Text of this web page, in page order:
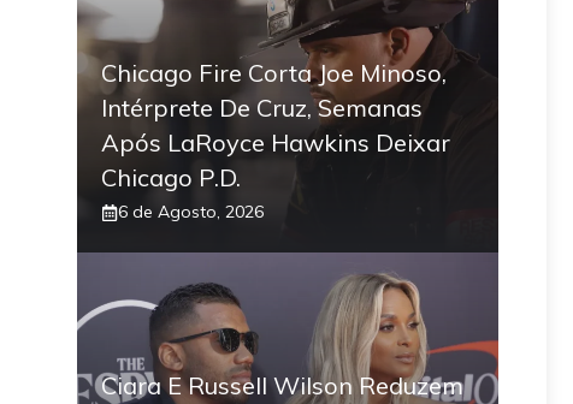
Chicago Fire Corta Joe Minoso,
Intérprete De Cruz, Semanas
Após LaRoyce Hawkins Deixar
Chicago P.D.
6 de Agosto, 2026
Ciara E Russell Wilson Reduzem